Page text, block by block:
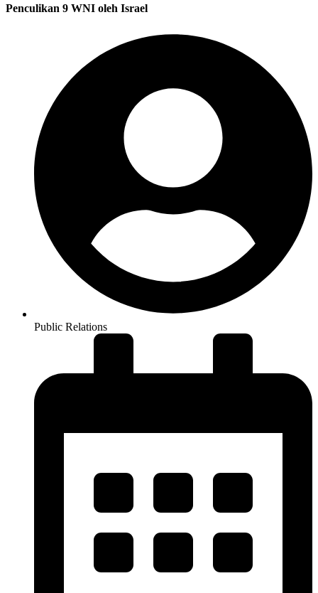
Penculikan 9 WNI oleh Israel
Public Relations